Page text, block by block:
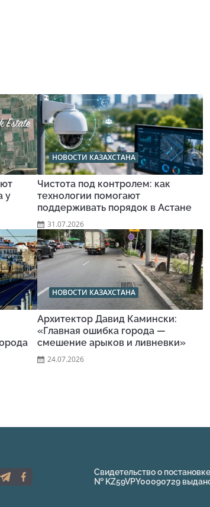
у
НОВОСТИ КАЗАХСТАНА
Чистота под контролем: как
технологии помогают
поддерживать порядок в Астане
31.07.2026
НОВОСТИ КАЗАХСТАНА
Архитектор Давид Камински:
«Главная ошибка города —
смешение арыков и ливневки»
24.07.2026
Свидетельство о
№ KZ59VPY00090729